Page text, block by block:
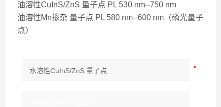
油溶性CuInS/ZnS 量子点 PL 530 nm--750 nm
油溶性Mn掺杂 量子点 PL 580 nm--600 nm（磷光量子
点）